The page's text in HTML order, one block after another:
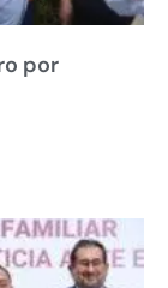
por